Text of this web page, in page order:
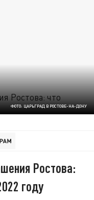
ФОТО: ЦАРЬГРАД В РОСТОВЕ-НА-ДОНУ
Ростова:
году